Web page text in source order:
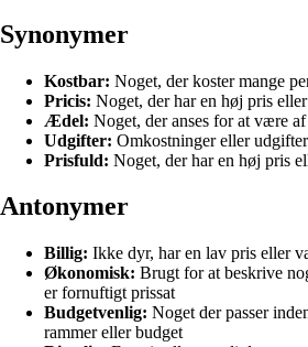
Synonymer
Kostbar: Noget, der koster mange
Pricis: Noget, der har en høj pris
Ædel: Noget, der anses for at være
Udgifter: Omkostninger eller
Prisfuld: Noget, der har en høj pris
Antonymer
Billig: Ikke dyr, har en lav pris eller
Økonomisk: Brugt for at beskrive
er fornuftigt prissat
Budgetvenlig: Noget der passer
rammer eller budget